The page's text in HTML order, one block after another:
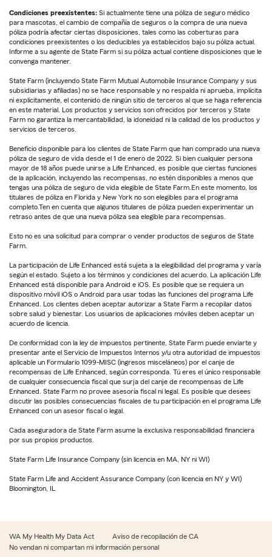
Condiciones preexistentes: Si actualmente tiene una póliza de seguro médico
para mascotas, el cambio de compañía de seguros o la compra de una nueva
póliza podría afectar ciertas disposiciones, tales como las coberturas para
condiciones preexistentes o los deducibles ya establecidos bajo su póliza actual.
Informe a su agente de State Farm si su póliza actual contiene disposiciones que le
convenga mantener.
State Farm (incluyendo State Farm Mutual Automobile Insurance Company y sus
subsidiarias y afiliadas) no se hace responsable y no respalda ni aprueba, implícita
ni explícitamente, el contenido de ningún sitio de terceros al que se haga referencia
en este material. Los productos y servicios son ofrecidos por terceros y State
Farm no garantiza la mercantabilidad, la idoneidad ni la calidad de los productos y
servicios de terceros.
Beneficio disponible para los clientes de State Farm que han comprado una nueva
póliza de seguro de vida desde el 1 de enero de 2022. Si bien cualquier persona
mayor de 18 años puede unirse a Life Enhanced, es posible que ciertas funciones
de la aplicación, incluyendo las recompensas, no estén disponibles a menos que
tengas una póliza de seguro de vida elegible de State Farm.En este momento, los
titulares de póliza en Florida y New York no son elegibles para el programa
completo.Ten en cuenta que algunos titulares de póliza pueden experimentar un
retraso antes de que una nueva póliza sea elegible para recompensas.
Esto no es una solicitud para comprar o vender productos de seguros de State
Farm.
La participación de Life Enhanced está sujeta a la elegibilidad del programa y varía
según el estado. Sujeto a los términos y condiciones del acuerdo. La aplicación Life
Enhanced está disponible para Android e iOS. Es posible que se requiera un
dispositivo móvil iOS o Android para usar todas las funciones del programa Life
Enhanced. Los clientes deben aceptar autorizar a State Farm a recopilar datos
sobre salud y bienestar. Los usuarios de aplicaciones móviles deben aceptar un
acuerdo de licencia.
De conformidad con la ley de impuestos pertinente, State Farm puede enviarte y
presentar ante el Servicio de Impuestos Internos y/u otra autoridad de impuestos
aplicable un Formulario 1099-MISC (ingresos misceláneos) por el canje de
recompensas de Life Enhanced, según corresponda. Tú eres el único responsable
de cualquier consecuencia fiscal que surja del canje de recompensas de Life
Enhanced. State Farm no provee asesoría fiscal ni legal. Es posible que desees
discutir las posibles consecuencias fiscales de tu participación en el programa Life
Enhanced con un asesor fiscal o legal.
Cada aseguradora de State Farm asume la exclusiva responsabilidad financiera
por sus propios productos.
State Farm Life Insurance Company (sin licencia en MA, NY ni WI)
State Farm Life and Accident Assurance Company (con licencia en NY y WI)
Bloomington, IL
WA My Health My Data Act
Aviso de recopilación de CA
No vendan ni compartan mi información personal